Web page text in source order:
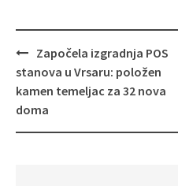
Navigacija
objava
Započela izgradnja POS
stanova u Vrsaru: položen
kamen temeljac za 32 nova
doma